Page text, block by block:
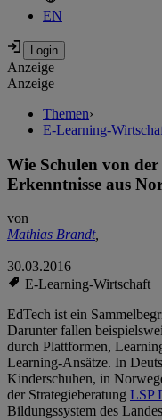
EN
Anzeige
Anzeige
Themen›
E-Learning-
Wie Schulen von
Erkenntnisse aus
von
Mathias Brandt,
30.03.2016
E-Learning-Wirtschaft
EdTech ist ein
Darunter fallen
durch Plattformen,
Learning-Ansätze. In
Kinderschuhen, in
der Strategieberatung LSP
Bildungssystem des